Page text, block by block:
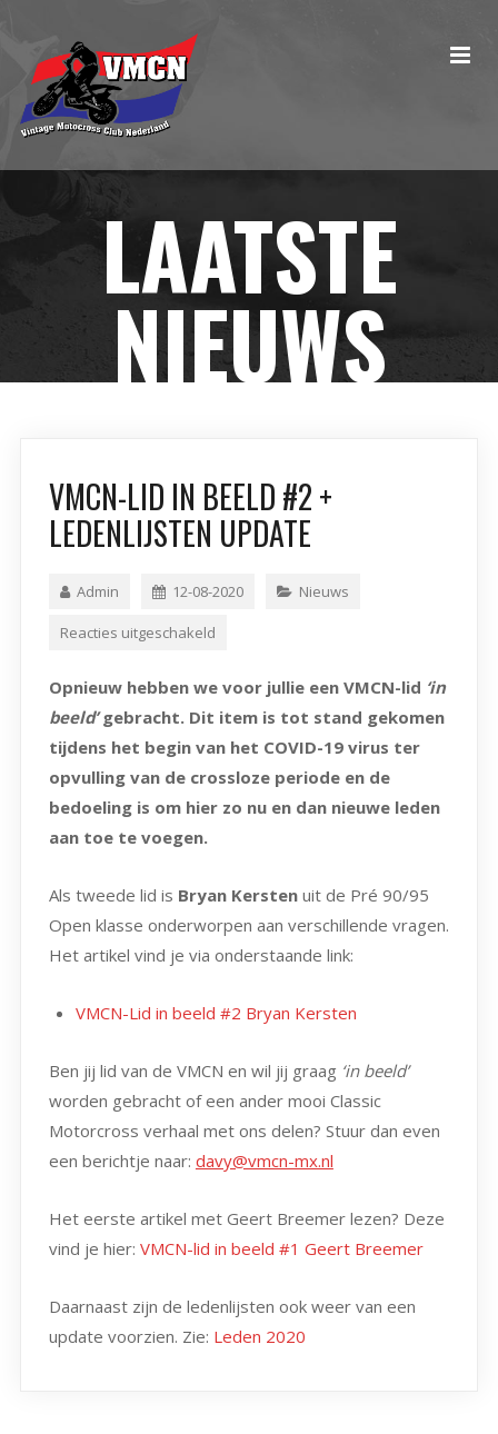
LAATSTE
NIEUWS
VMCN-LID IN BEELD #2 +
LEDENLIJSTEN UPDATE
Admin 12-08-2020 Nieuws
Reacties uitgeschakeld
Opnieuw hebben we voor jullie een VMCN-lid ‘in
beeld’gebracht. Dit item is tot stand gekomen
tijdens het begin van het COVID-19 virus ter
opvulling van de crossloze periode en de
bedoeling is om hier zo nu en dan nieuwe leden
aan toe te voegen.
Als tweede lid is Bryan Kerstenuit de Pré 90/95
Open klasse onderworpen aan verschillende vragen.
Het artikel vind je via onderstaande link:
VMCN-Lid in beeld #2 Bryan Kersten
Ben jij lid van de VMCN en wil jij graag ‘in beeld’
worden gebracht of een ander mooi Classic
Motorcross verhaal met ons delen? Stuur dan even
een berichtje naar: davy@vmcn-mx.nl
Het eerste artikel met Geert Breemer lezen? Deze
vind je hier: VMCN-lid in beeld #1 Geert Breemer
Daarnaast zijn de ledenlijsten ook weer van een
update voorzien. Zie: Leden 2020